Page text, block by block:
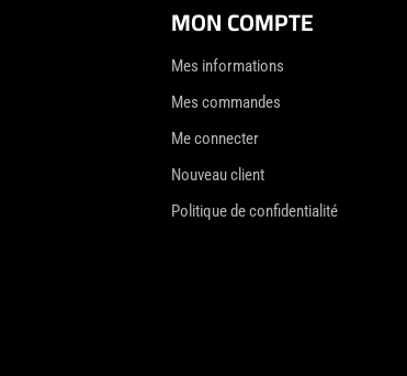
MON COMPTE
Mes informations
Mes commandes
Me connecter
Nouveau client
Politique de confidentialité